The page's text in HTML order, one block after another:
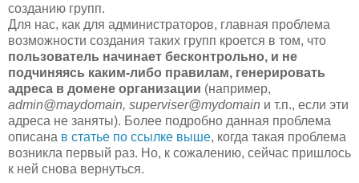
созданию групп.
Для нас, как для администраторов, главная проблема
возможности создания таких групп кроется в том, что
пользователь начинает бесконтрольно, и не
подчиняясь каким-либо правилам, генерировать
адреса в домене организации (например,
admin@maydomain, superviser@mydomain и т.п., если эти
адреса не заняты). Более подробно данная проблема
описана в статье по ссылке выше, когда такая проблема
возникла первый раз. Но, к сожалению, сейчас пришлось
к ней снова вернуться.